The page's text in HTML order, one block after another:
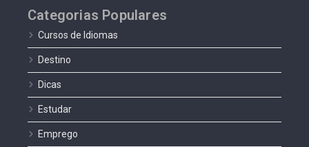
Categorias Populares
Cursos de Idiomas
Destino
Dicas
Estudar
Emprego